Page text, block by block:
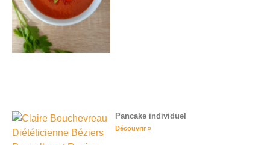
Pancake individuel
Découvrir »